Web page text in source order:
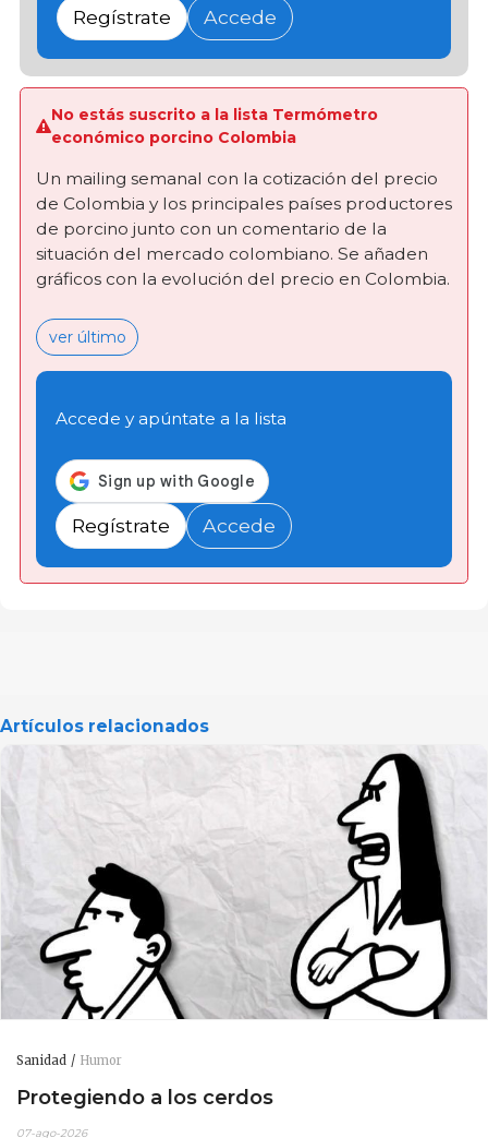
Regístrate Accede
No estás suscrito a la lista Termómetro
económico porcino Colombia
Un mailing semanal con la cotización del precio
de Colombia y los principales países productores
de porcino junto con un comentario de la
situación del mercado colombiano. Se añaden
gráficos con la evolución del precio en Colombia.
ver último
Accede y apúntate a la lista
Regístrate Accede
Artículos relacionados
Sanidad Humor
Protegiendo a los cerdos
07-ago-2026